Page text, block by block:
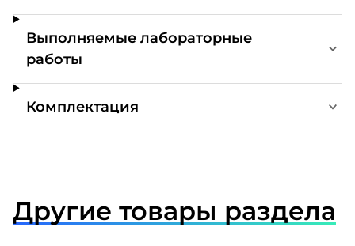
Выполняемые лабораторные
работы
Комплектация
Другие товары раздела